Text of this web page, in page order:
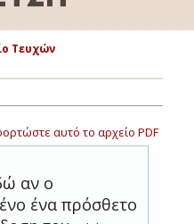
Τευχών
αυτό το αρχείο PDF
αν ο
ένα πρόσθετο